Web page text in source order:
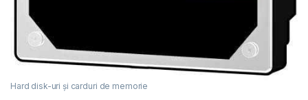
Hard disk-uri și carduri de memorie